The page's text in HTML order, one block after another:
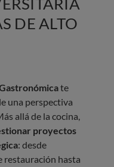
DE ALTO
te
una perspectiva
allá de la cocina,
proyectos
: desde
restauración hasta